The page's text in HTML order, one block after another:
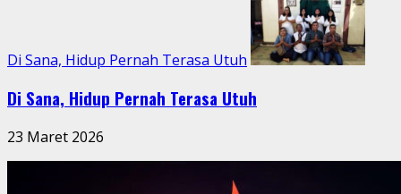
Di Sana, Hidup Pernah Terasa Utuh
Di Sana, Hidup Pernah Terasa Utuh
23 Maret 2026